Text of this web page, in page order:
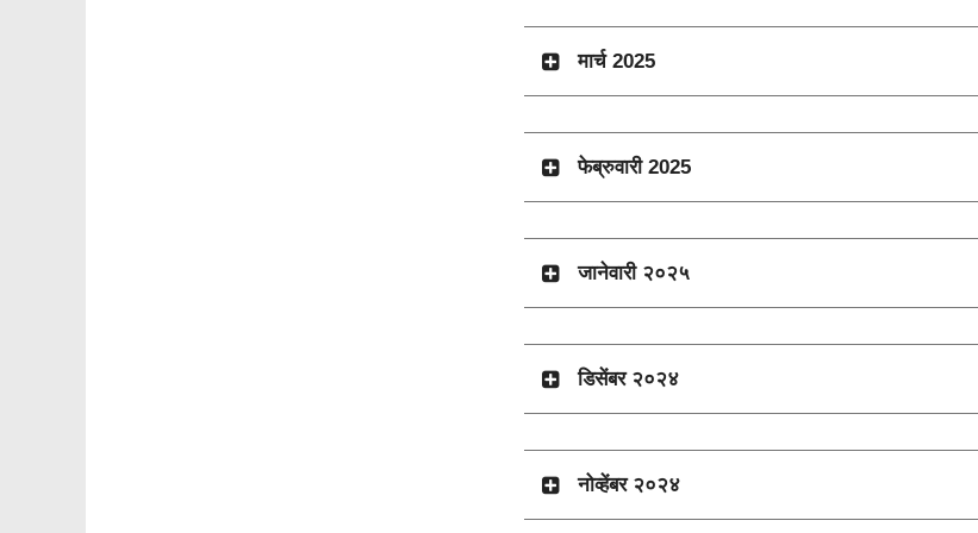
मार्च 2025
फेब्रुवारी 2025
जानेवारी २०२५
डिसेंबर २०२४
नोव्हेंबर २०२४